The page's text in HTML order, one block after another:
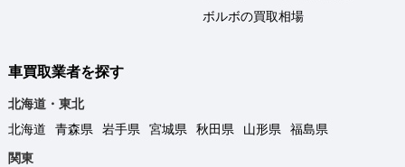
ボルボの買取相場
車買取業者を探す
北海道・東北
北海道
青森県 岩手県 宮城県 秋田県 山形県
福島県
関東